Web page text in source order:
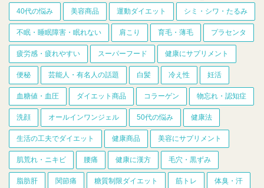
40代の悩み 美容商品 運動ダイエット シミ・シワ・たるみ
不眠・睡眠障害・眠れない 肩こり 育毛・薄毛 プラセンタ
疲労感・疲れやすい スーパーフード 健康にサプリメント
便秘 芸能人・有名人の話題 白髪 冷え性 妊活
血糖値・血圧 ダイエット商品 コラーゲン 物忘れ・認知症
洗顔 オールインワンジェル 50代の悩み 健康法
生活の工夫でダイエット 健康商品 美容にサプリメント
肌荒れ・ニキビ 腰痛 健康に漢方 毛穴・黒ずみ
脂肪肝 関節痛 糖質制限ダイエット 筋トレ 体臭・汗